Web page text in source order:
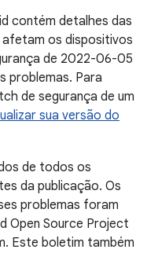
contém detalhes das
afetam os dispositivos
de 2022-06-05
problemas. Para
de segurança de um
sua versão do
de todos os
da publicação. Os
problemas foram
Open Source Project
Este boletim também